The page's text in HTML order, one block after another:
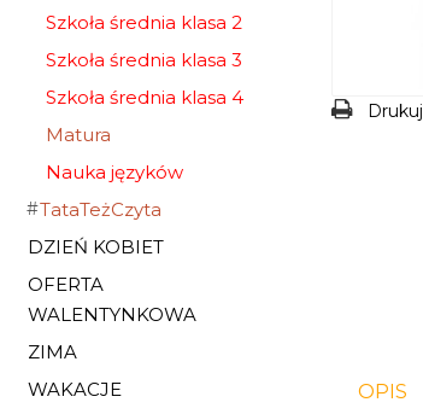
Szkoła średnia klasa 2
Szkoła średnia klasa 3
Szkoła średnia klasa 4
Matura
Nauka języków
TataTeżCzyta
DZIEŃ KOBIET
OFERTA
WALENTYNKOWA
ZIMA
WAKACJE
Drukuj
OPIS